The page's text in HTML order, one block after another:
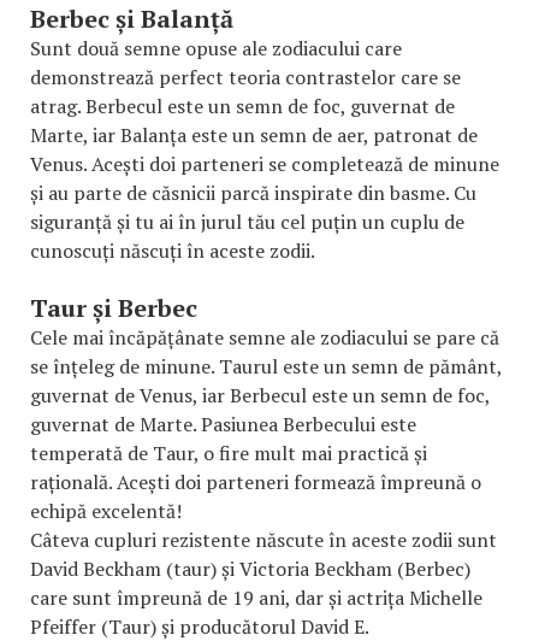
Berbec și Balanță
Sunt două semne opuse ale zodiacului care
demonstrează perfect teoria contrastelor care se
atrag. Berbecul este un semn de foc, guvernat de
Marte, iar Balanța este un semn de aer, patronat de
Venus. Acești doi parteneri se completează de minune
și au parte de căsnicii parcă inspirate din basme. Cu
siguranță și tu ai în jurul tău cel puțin un cuplu de
cunoscuți născuți în aceste zodii.
Taur și Berbec
Cele mai încăpățânate semne ale zodiacului se pare că
se înțeleg de minune. Taurul este un semn de pământ,
guvernat de Venus, iar Berbecul este un semn de foc,
guvernat de Marte. Pasiunea Berbecului este
temperată de Taur, o fire mult mai practică și
rațională. Acești doi parteneri formează împreună o
echipă excelentă!
Câteva cupluri rezistente născute în aceste zodii sunt
David Beckham (taur) și Victoria Beckham (Berbec)
care sunt împreună de 19 ani, dar și actrița Michelle
Pfeiffer (Taur) și producătorul David E.